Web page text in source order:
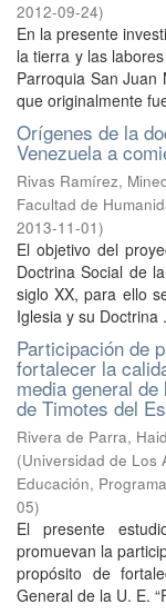
2012-09-24)
En la presente
la tierra y las
Parroquia San Juan
que originalmente
Orígenes de la
Venezuela a
Rivas Ramírez,
Facultad de
2013-11-01)
El objetivo del
Doctrina Social de
siglo XX, para ello
Iglesia y su Doctrina
Participación de
fortalecer la
media general
de Timotes del
Rivera de Parra,
(Universidad de Los
Educación,
05)
El presente
promuevan la
propósito de
General de la U. E.